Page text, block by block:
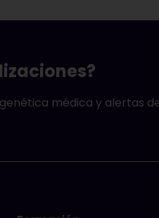
médica y alertas